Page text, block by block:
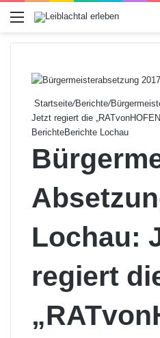
Menü
Startseite/Berichte/
Jetzt regiert die
BerichteBerichte Lochau
Lochau:
regiert